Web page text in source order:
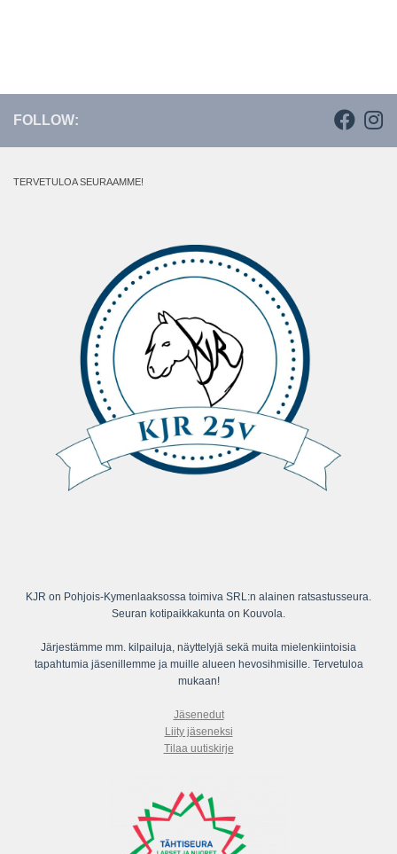
FOLLOW:
TERVETULOA SEURAAMME!
KJR on Pohjois-Kymenlaaksossa toimiva SRL:n alainen ratsastusseura.
Seuran kotipaikkakunta on Kouvola.
Järjestämme mm. kilpailuja, näyttelyjä sekä muita mielenkiintoisia
tapahtumia jäsenillemme ja muille alueen hevosihmisille. Tervetuloa
mukaan!
Jäsenedut
Liity jäseneksi
Tilaa uutiskirje